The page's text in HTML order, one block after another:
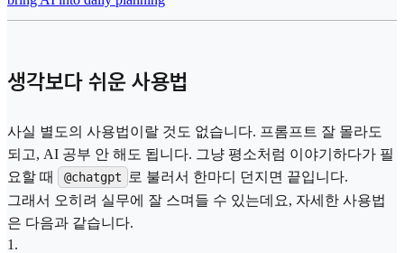
생각보다 쉬운 사용법
사실 별도의 사용법이랄 것도 없습니다. 프롬프트 잘 몰라도
되고, AI 공부 안 해도 됩니다. 그냥 평소처럼 이야기하다가 필
요할 때
@chatgpt
로 불러서 한마디 던지면 끝입니다.
그래서 오히려 실무에 잘 스며들 수 있는데요, 자세한 사용법
은 다음과 같습니다.
1 .